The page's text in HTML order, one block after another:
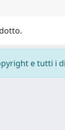
e tutti i